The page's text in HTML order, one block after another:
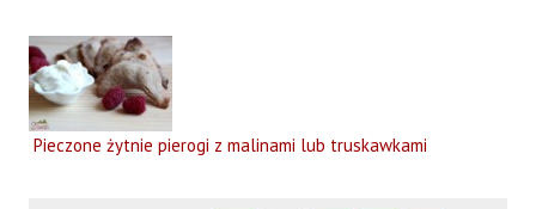
Pieczone żytnie pierogi z malinami lub truskawkami